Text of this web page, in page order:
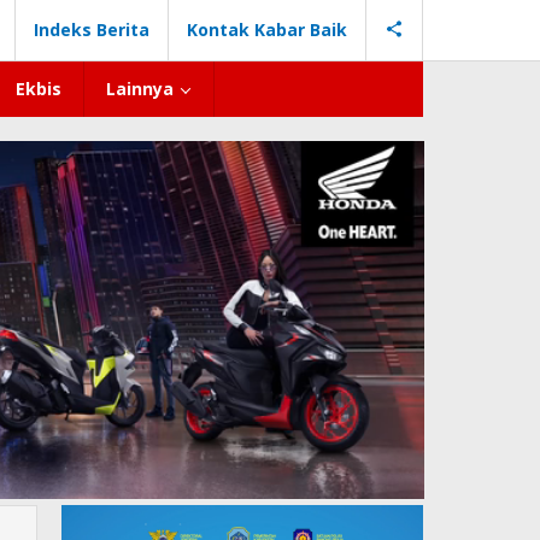
Indeks Berita Kontak Kabar Baik
Ekbis Lainnya